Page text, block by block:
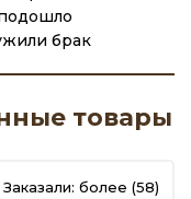
брак
товары
Заказали: более (58)